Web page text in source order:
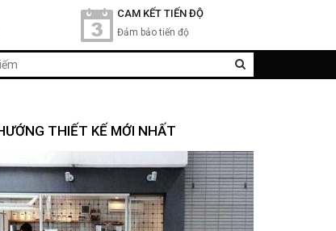
CAM KẾT TIẾN ĐỘ
Đảm bảo tiến độ
THIẾT KẾ MỚI NHẤT